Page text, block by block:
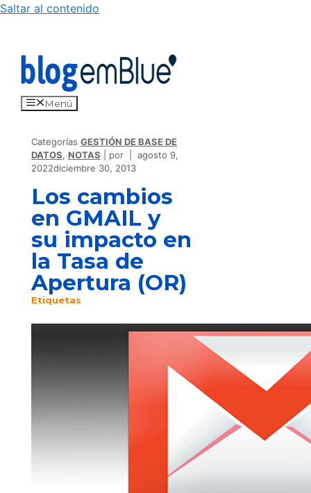
Saltar al contenido
Menú
Categorías GESTIÓN DE BASE DE
DATOS, NOTAS por
agosto 9,
2022diciembre 30, 2013
Los cambios
en GMAIL y
su impacto en
la Tasa de
Apertura (OR)
Etiquetas